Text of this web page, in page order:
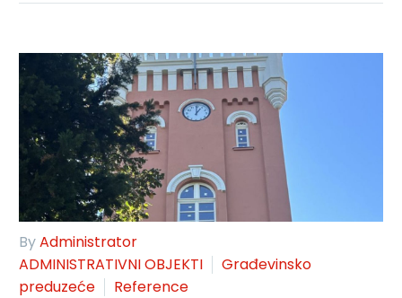
ByAdministrator
ADMINISTRATIVNI OBJEKTI
Građevinsko
preduzeće
Reference